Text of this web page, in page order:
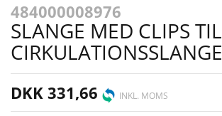
484000008976
SLANGE MED CLIPS TIL
CIRKULATIONSSLANGE
DKK 331,66 INKL. MOMS